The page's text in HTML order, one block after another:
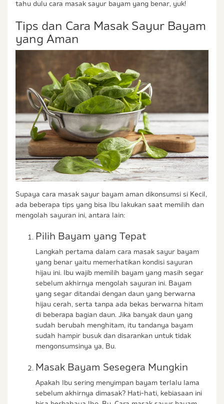
tahu dulu cara masak sayur bayam yang benar, yuk!
Tips dan Cara Masak Sayur Bayam
yang Aman
Supaya cara masak sayur bayam aman dikonsumsi si Kecil,
ada beberapa tips yang bisa Ibu lakukan saat memilih dan
mengolah sayuran ini, antara lain:
Pilih Bayam yang Tepat
Langkah pertama dalam cara masak sayur bayam
yang benar yaitu memerhatikan kondisi sayuran
hijau ini. Ibu wajib memilih bayam yang masih segar
sebelum akhirnya mengolah sayuran ini. Bayam
yang segar ditandai dengan daun yang berwarna
hijau cerah, serta tanpa ada bekas berwarna hitam
di beberapa bagian daun. Jika banyak daun yang
sudah berubah menghitam, itu tandanya bayam
sudah hampir busuk dan disarankan untuk tidak
mengonsumsinya ya, Bu.
Masak Bayam Sesegera Mungkin
Apakah Ibu sering menyimpan bayam terlalu lama
sebelum akhirnya dimasak? Hati-hati, kebiasaan ini